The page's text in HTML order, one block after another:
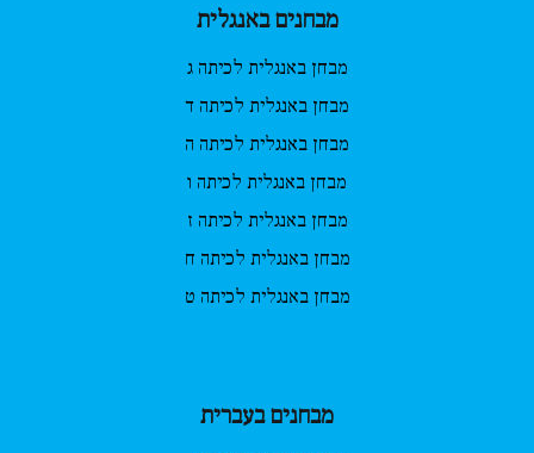
מבחנים באנגלית
מבחן באנגלית לכיתה ג
מבחן באנגלית לכיתה ד
מבחן באנגלית לכיתה ה
מבחן באנגלית לכיתה ו
מבחן באנגלית לכיתה ז
מבחן באנגלית לכיתה ח
מבחן באנגלית לכיתה ט
מבחנים בעברית